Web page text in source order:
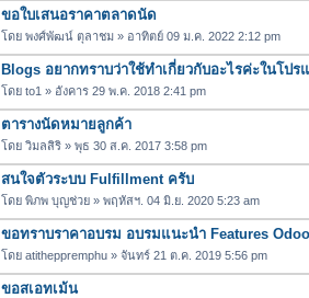
ขอใบเสนอราคาตลาดนัด
โดย พงศ์พัฒน์ ตุลาชม » อาทิตย์ 09 ม.ค. 2022 2:12 pm
Blogs อยากทราบว่าใช้ทำเกี่ยวกับอะไรค่ะในโปร
โดย to1 » อังคาร 29 พ.ค. 2018 2:41 pm
ตารางนัดหมายลูกค้า
โดย วิมลสิริ » พุธ 30 ส.ค. 2017 3:58 pm
สนใจตัวระบบ Fulfillment ครับ
โดย พิภพ บุญช่วย » พฤหัสฯ. 04 มิ.ย. 2020 5:23 am
ขอทราบราคาอบรม อบรมแนะนำ Features
โดย atitheppremphu » จันทร์ 21 ต.ค. 2019 5:56 pm
ขอสเอทเม้น